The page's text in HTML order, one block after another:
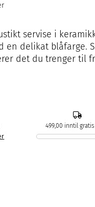
servise i
en delikat blåfarge.
det du trenger til
499,00 inntil